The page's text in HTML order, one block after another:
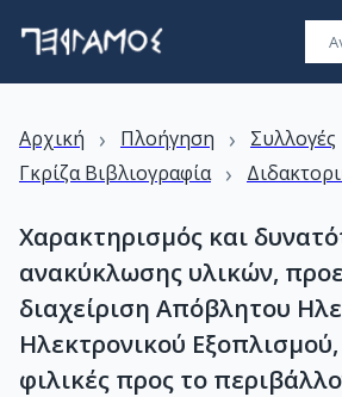
Αρχική › Πλοήγηση › Συλλογές
Γκρίζα Βιβλιογραφία ›
Χαρακτηρισμός και
ανακύκλωσης υλικών,
διαχείριση Απόβλητου
Ηλεκτρονικού
φιλικές προς το